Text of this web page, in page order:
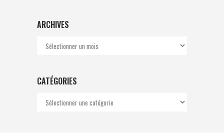
ARCHIVES
Archives
CATÉGORIES
Catégories